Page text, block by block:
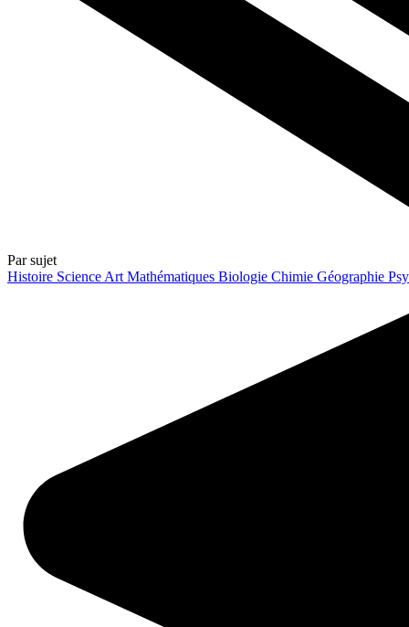
Par sujet
Histoire Science Art Mathématiques Biologie Chimie Géographie